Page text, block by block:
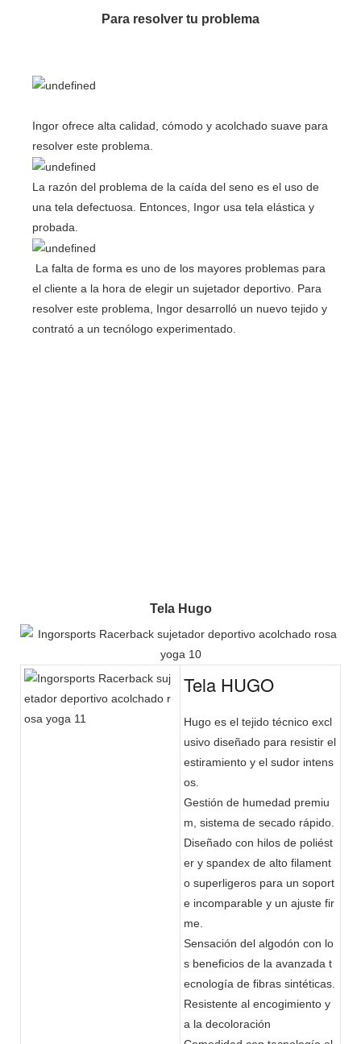
Para resolver tu problema
Ingor ofrece alta calidad, cómodo y acolchado suave para
resolver este problema.
La razón del problema de la caída del seno es el uso de
una tela defectuosa. Entonces, Ingor usa tela elástica y
probada.
La falta de forma es uno de los mayores problemas para
el cliente a la hora de elegir un sujetador deportivo. Para
resolver este problema, Ingor desarrolló un nuevo tejido y
contrató a un tecnólogo experimentado.
Tela Hugo
Tela HUGO
Hugo es el tejido técnico excl
usivo diseñado para resistir el
estiramiento y el sudor intens
os.
Gestión de humedad premiu
m, sistema de secado rápido.
Diseñado con hilos de poliést
er y spandex de alto filament
o superligeros para un soport
e incomparable y un ajuste fir
me.
Sensación del algodón con lo
s beneficios de la avanzada t
ecnología de fibras sintéticas.
Resistente al encogimiento y
a la decoloración